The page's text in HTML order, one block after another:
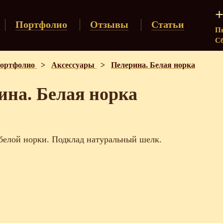
Портфолио Отзывы Статьи
> Аксессуары > Пелерина. Белая норка
Белая норка
норки. Подклад натуральный шелк.